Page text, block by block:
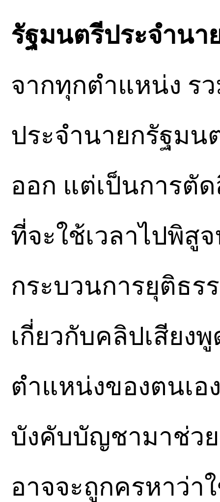
รัฐมนตรีประจำนา
จากทุกตำแหน่ง ร
ประจำนายกรัฐมน
ออก แต่เป็นการตั
ที่จะใช้เวลาไปพิสู
กระบวนการยุติธร
เกี่ยวกับคลิปเสียง
ตำแหน่งของตนเ
บังคับบัญชามาช่ว
อาจจะถูกครหาว่า